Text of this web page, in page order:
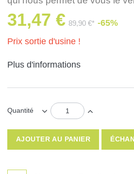
31,47 € 89,90 €* -65%
Prix sortie d'usine !
Plus d'informations
Quantité
AJOUTER AU PANIER